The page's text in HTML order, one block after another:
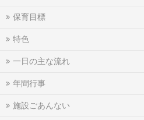
保育目標
特色
一日の主な流れ
年間行事
施設ごあんない